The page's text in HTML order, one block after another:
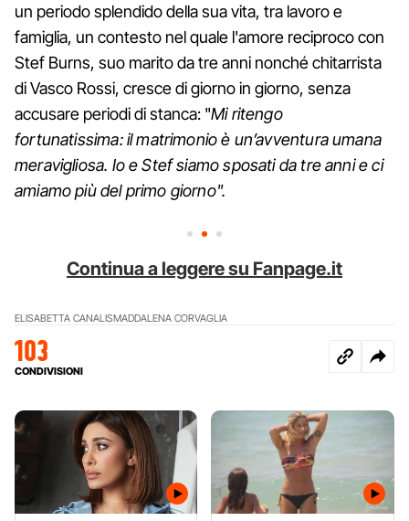
un periodo splendido della sua vita, tra lavoro e
famiglia, un contesto nel quale l'amore reciproco con
Stef Burns, suo marito da tre anni nonché chitarrista
di Vasco Rossi, cresce di giorno in giorno, senza
accusare periodi di stanca: "Mi ritengo
fortunatissima: il matrimonio è un’avventura umana
meravigliosa. Io e Stef siamo sposati da tre anni e ci
amiamo più del primo giorno".
Continua a leggere su Fanpage.it
ELISABETTA CANALISMADDALENA CORVAGLIA
103
CONDIVISIONI